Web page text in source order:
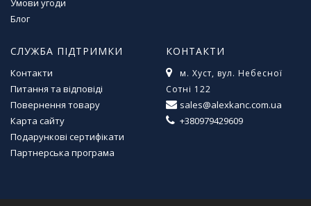
Умови угоди
Блог
СЛУЖБА ПІДТРИМКИ
Контакти
Питання та відповіді
Повернення товару
Карта сайту
Подарункові сертифікати
Партнерська програма
КОНТАКТИ
м. Хуст, вул. Небесної
Сотні 122
sales@alexkanc.com.ua
+380979429609